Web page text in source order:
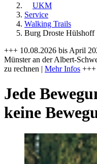
UKM
Service
Walking Trails
Burg Droste Hülshoff
+++ 10.08.2026 bis April
Münster an der Albert-
zu rechnen | Mehr Infos +++
Jede
keine